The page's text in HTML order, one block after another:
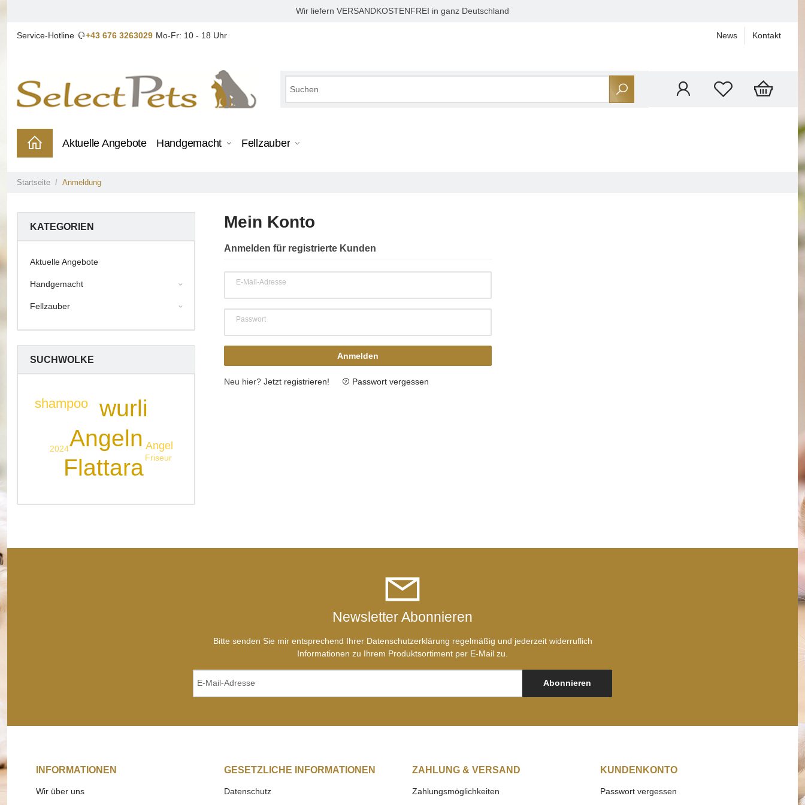
Wir liefern VERSANDKOSTENFREI in ganz Deutschland
News Kontakt
Service-Hotline +43 676 3263029 Mo-Fr: 10 - 18 Uhr
Aktuelle Angebote Handgemacht Fellzauber
Startseite Anmeldung
Mein Konto
Anmelden für registrierte Kunden
E-Mail-Adresse
Passwort
Anmelden
Neu hier? Jetzt registrieren! Passwort vergessen
KATEGORIEN
Aktuelle Angebote
Handgemacht
Fellzauber
SUCHWOLKE
Angeln
Flattara
wurli
shampoo
Angel
2024
Friseur
Newsletter Abonnieren
Bitte senden Sie mir entsprechend Ihrer Datenschutzerklärung regelmäßig und jederzeit widerruflich
Informationen zu Ihrem Produktsortiment per E-Mail zu.
Abonnieren
INFORMATIONEN
Wir über uns
GESETZLICHE INFORMATIONEN
Datenschutz
ZAHLUNG & VERSAND
Zahlungsmöglichkeiten
KUNDENKONTO
Passwort vergessen